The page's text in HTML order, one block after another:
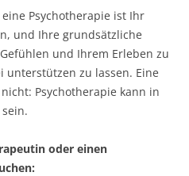
Psychotherapie ist Ihr
und Ihre grundsätzliche
und Ihrem Erleben zu
unterstützen zu lassen. Eine
Psychotherapie kann in
oder einen